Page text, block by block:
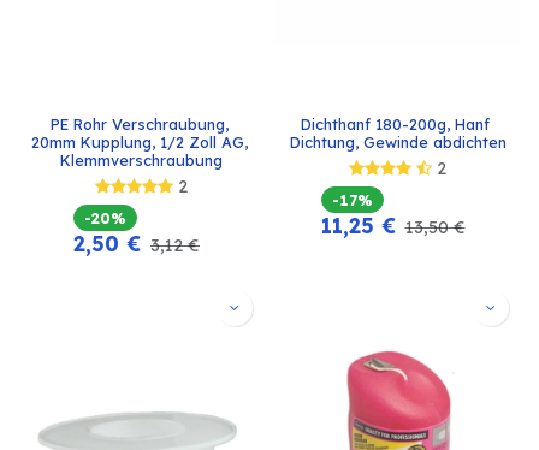
PE Rohr Verschraubung,
20mm Kupplung, 1/2 Zoll AG,
Klemmverschraubung
2
-20%
2,50 € 3,12€
Dichthanf 180-200g, Hanf
Dichtung, Gewinde abdichten
2
-17%
11,25 € 13,50€